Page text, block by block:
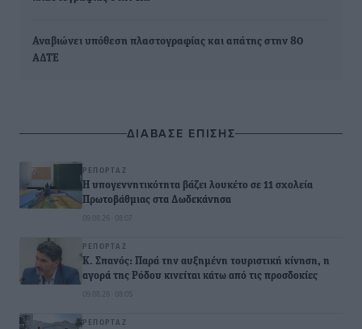
Αναβιώνει υπόθεση πλαστογραφίας και απάτης στην 80
ΑΔΤΕ
ΔΙΑΒΑΣΕ ΕΠΙΣΗΣ
ΡΕΠΟΡΤΆΖ
Η υπογεννητικότητα βάζει λουκέτο σε 11 σχολεία
Πρωτοβάθμιας στα Δωδεκάνησα
09.08.26 · 08:07
ΡΕΠΟΡΤΆΖ
Κ. Σπανός: Παρά την αυξημένη τουριστική κίνηση, η
αγορά της Ρόδου κινείται κάτω από τις προσδοκίες
09.08.26 · 08:05
ΡΕΠΟΡΤΆΖ